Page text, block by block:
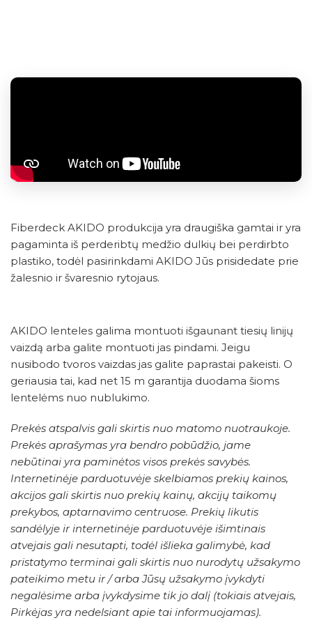
Fiberdeck AKIDO produkcija yra draugiška gamtai ir yra
pagaminta iš perderibtų medžio dulkių bei perdirbto
plastiko, todėl pasirinkdami AKIDO Jūs prisidedate prie
žalesnio ir švaresnio rytojaus.
AKIDO lenteles galima montuoti išgaunant tiesių linijų
vaizdą arba galite montuoti jas pindami. Jeigu
nusibodo tvoros vaizdas jas galite paprastai pakeisti. O
geriausia tai, kad net 15 m garantija duodama šioms
lentelėms nuo nublukimo.
Prekės atspalvis gali skirtis nuo matomo nuotraukoje.
Prekės aprašymas yra bendro pobūdžio, jame
nebūtinai yra paminėtos visos prekės savybės.
Internetinėje parduotuvėje skelbiamos prekių kainos,
akcijos gali skirtis nuo prekių kainų, akcijų taikomų
prekybos, aptarnavimo centruose. Prekių likutis
sandėlyje ir internetinėje parduotuvėje išimtinais
atvejais gali nesutapti, todėl išlieka galimybė, kad
pristatymo terminai gali skirtis nuo nurodytų užsakymo
pateikimo metu ir / arba Jūsų užsakymo įvykdyti
negalėsime arba įvykdysime tik jo dalį (tokiais atvejais,
Pirkėjas yra nedelsiant apie tai informuojamas).